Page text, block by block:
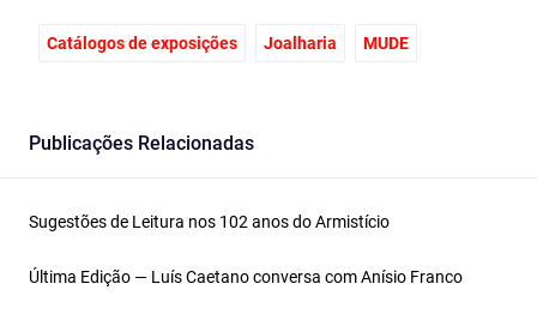
Catálogos de exposições Joalharia MUDE
Publicações Relacionadas
Sugestões de Leitura nos 102 anos do Armistício
Última Edição — Luís Caetano conversa com Anísio Franco